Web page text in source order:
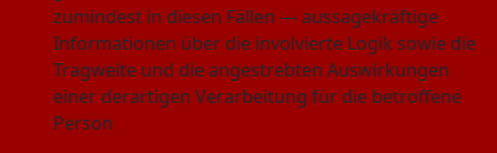
zumindest in diesen Fällen — aussagekräftige
Informationen über die involvierte Logik sowie die
Tragweite und die angestrebten Auswirkungen
einer derartigen Verarbeitung für die betroffene
Person